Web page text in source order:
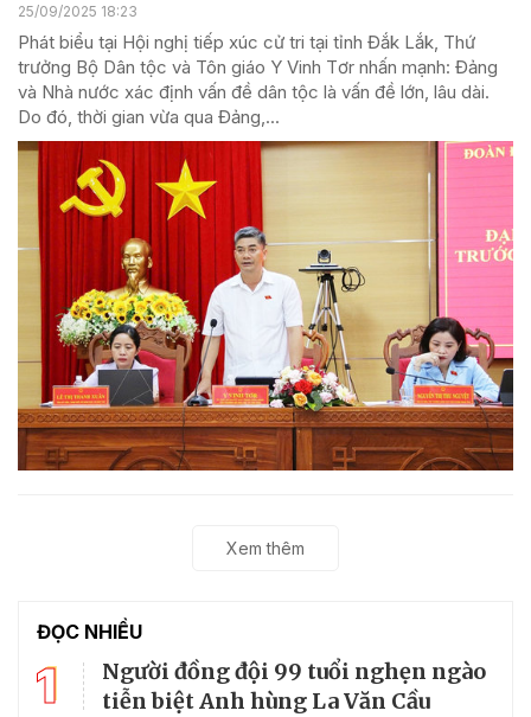
25/09/2025 18:23
Phát biểu tại Hội nghị tiếp xúc cử tri tại tỉnh Đắk Lắk, Thứ
trưởng Bộ Dân tộc và Tôn giáo Y Vinh Tơr nhấn mạnh: Đảng
và Nhà nước xác định vấn đề dân tộc là vấn đề lớn, lâu dài.
Do đó, thời gian vừa qua Đảng,...
Xem thêm
ĐỌC NHIỀU
1
Người đồng đội 99 tuổi nghẹn ngào
tiễn biệt Anh hùng La Văn Cầu